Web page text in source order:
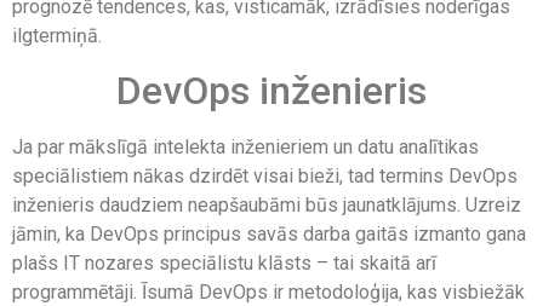
prognozē tendences, kas, visticamāk, izrādīsies noderīgas
ilgtermiņā.
DevOps inženieris
Ja par mākslīgā intelekta inženieriem un datu analītikas
speciālistiem nākas dzirdēt visai bieži, tad termins DevOps
inženieris daudziem neapšaubāmi būs jaunatklājums. Uzreiz
jāmin, ka DevOps principus savās darba gaitās izmanto gana
plašs IT nozares speciālistu klāsts – tai skaitā arī
programmētāji. Īsumā DevOps ir metodoloģija, kas visbiežāk